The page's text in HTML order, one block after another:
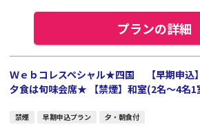
プランの詳細
Ｗｅｂコレスペシャル★四国 【早期申込
夕食は旬味会席★ 【禁煙】和室(2名～4名1
禁煙 早期申込プラン 夕・朝食付